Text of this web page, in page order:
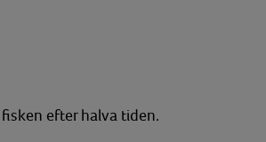
efter halva tiden.